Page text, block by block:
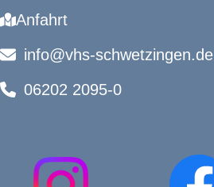
Anfahrt
info@vhs-schwetzingen.de
06202 2095-0